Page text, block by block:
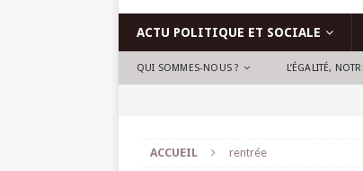
ACTU POLITIQUE ET SOCIALE
QUI SOMMES-NOUS ? L’ÉGALITÉ,
ACCUEIL rentrée